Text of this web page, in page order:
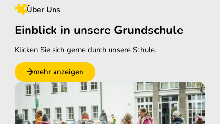
Über Uns
Einblick in unsere Grundschule
Klicken Sie sich gerne durch unsere Schule.
mehr anzeigen